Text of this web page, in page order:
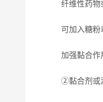
纤维性药物或
可加入糖粉以
加强黏合作用
②黏合剂或润